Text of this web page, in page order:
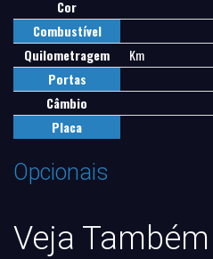
Cor
Combustível
Quilometragem
Km
Portas
Câmbio
Placa
Opcionais
Veja Também